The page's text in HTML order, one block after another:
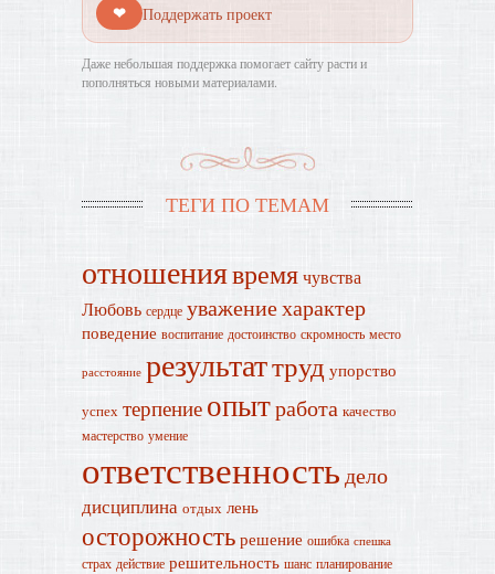
❤ Поддержать проект
Даже небольшая поддержка помогает сайту расти и
пополняться новыми материалами.
ТЕГИ ПО ТЕМАМ
отношениявремячувства
Любовь сердце уважениехарактер
поведение воспитание достоинство скромность место
расстояние результаттруд упорство
успех терпение опытработа качество
мастерство умение
ответственностьдело
дисциплина отдых лень
осторожность решение ошибка спешка
страх действие решительность шанс планирование